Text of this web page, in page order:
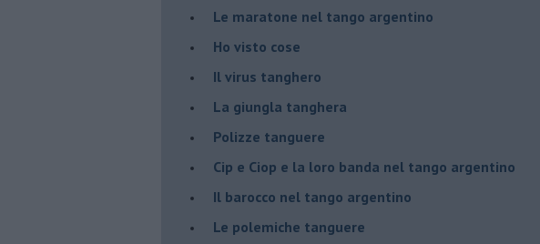
Le maratone nel tango argentino
Ho visto cose
Il virus tanghero
La giungla tanghera
Polizze tanguere
Cip e Ciop e la loro banda nel tango argentino
Il barocco nel tango argentino
Le polemiche tanguere